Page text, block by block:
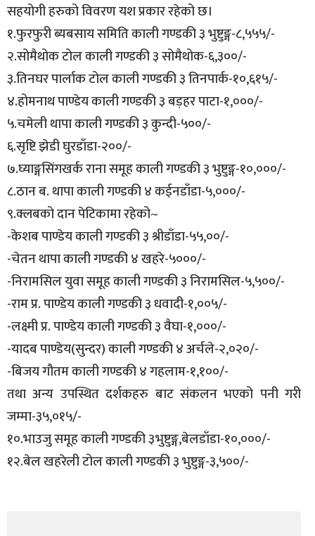
सहयोगी हरुको विवरण यश प्रकार रहेको छ।
१.फुरफुरी ब्यबसाय समिति काली गण्डकी ३ भुष्टुङ्ग-८,५५५/-
२.सोमैथोक टोल काली गण्डकी ३ सोमैथोक-६,३००/-
३.तिनघर पार्लाक टोल काली गण्डकी ३ तिनपार्क-१०,६१५/-
४.होमनाथ पाण्डेय काली गण्डकी ३ बड़हर पाटा-१,०००/-
५.चमेली थापा काली गण्डकी ३ कुन्दी-५००/-
६.सृष्टि झेडी घुरडाँडा-२००/-
७.घ्याङ्गसिंगखर्क राना समूह काली गण्डकी ३ भुष्टुङ्ग-१०,०००/-
८.ठान ब. थापा काली गण्डकी ४ कईनडाँडा-५,०००/-
९.क्लबको दान पेटिकामा रहेको~
-केशब पाण्डेय काली गण्डकी ३ श्रीडाँडा-५५,००/-
-चेतन थापा काली गण्डकी ४ खहरे-५०००/-
-निरामसिल युवा समूह काली गण्डकी ३ निरामसिल-५,५००/-
-राम प्र. पाण्डेय काली गण्डकी ३ धवादी-१,००५/-
-लक्ष्मी प्र. पाण्डेय काली गण्डकी ३ वैघा-१,०००/-
-यादब पाण्डेय(सुन्दर) काली गण्डकी ४ अर्चले-२,०२०/-
-बिजय गौतम काली गण्डकी ४ गहलाम-१,१००/-
तथा अन्य उपस्थित दर्शकहरु बाट संकलन भएको पनी गरी
जम्मा-३५,०१५/-
१०.भाउजु समूह काली गण्डकी ३भुष्टुङ्ग,बेलडाँडा-१०,०००/-
१२.बेल खहरेली टोल काली गण्डकी ३ भुष्टुङ्ग-३,५००/-